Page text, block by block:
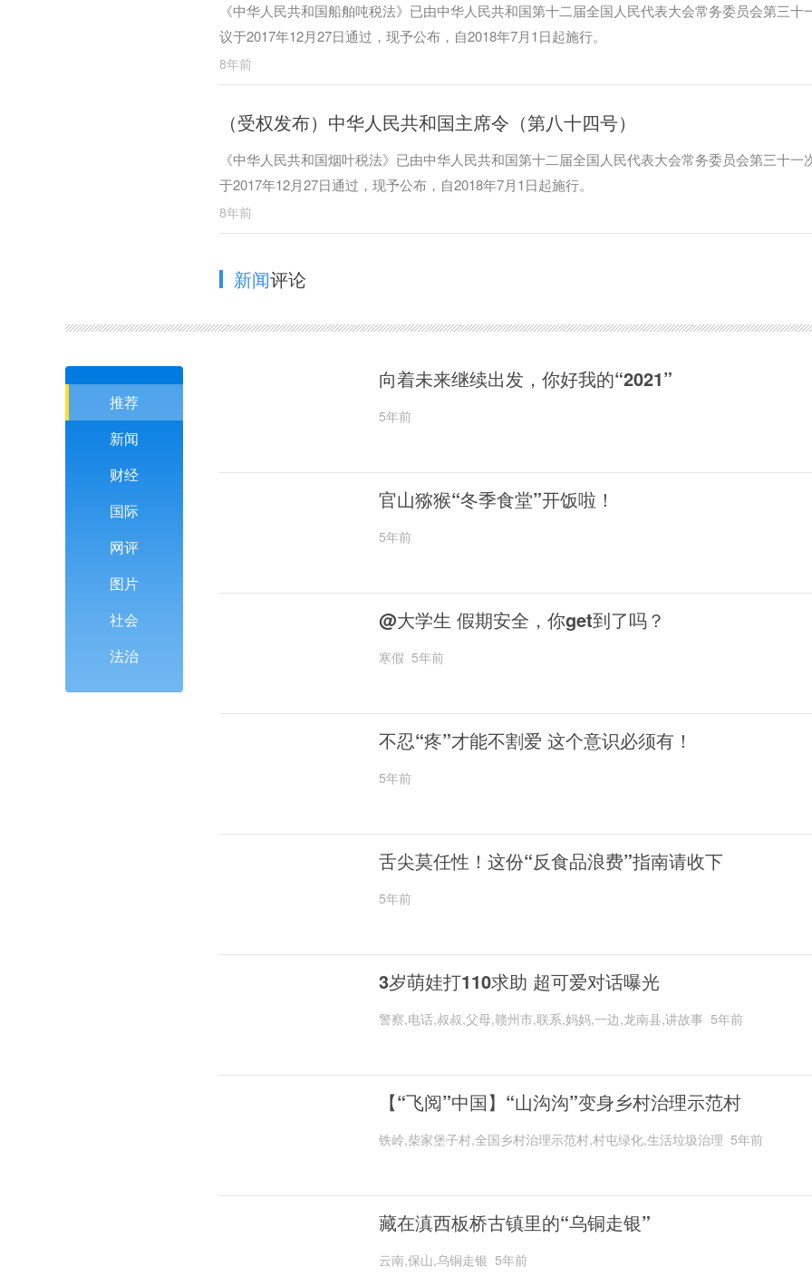
《中华人民共和国船舶吨税法》已由中华人民共和国第十二届全国人民代表大会常务委员会第三十
议于2017年12月27日通过，现予公布，自2018年7月1日起施行。
8年前
（受权发布）中华人民共和国主席令（第八十四号）
《中华人民共和国烟叶税法》已由中华人民共和国第十二届全国人民代表大会常务委员会第三十一
于2017年12月27日通过，现予公布，自2018年7月1日起施行。
8年前
新闻评论
推荐
新闻
财经
国际
网评
图片
社会
法治
向着未来继续出发，你好我的“2021”
5年前
官山猕猴“冬季食堂”开饭啦！
5年前
@大学生 假期安全，你get到了吗？
寒假 5年前
不忍“疼”才能不割爱 这个意识必须有！
5年前
舌尖莫任性！这份“反食品浪费”指南请收下
5年前
3岁萌娃打110求助 超可爱对话曝光
警察,电话,叔叔,父母,赣州市,联系,妈妈,一边,龙南县,讲故事 5年前
【“飞阅”中国】“山沟沟”变身乡村治理示范村
铁岭,柴家堡子村,全国乡村治理示范村,村屯绿化,生活垃圾治理 5年前
藏在滇西板桥古镇里的“乌铜走银”
云南,保山,乌铜走银 5年前